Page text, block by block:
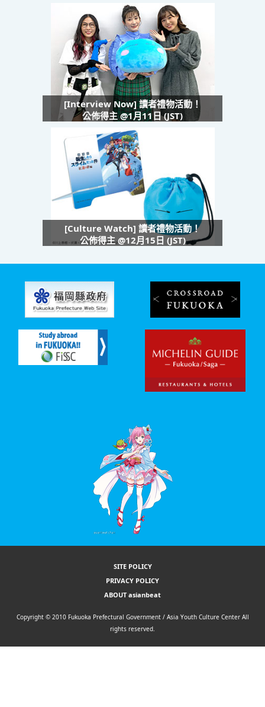
[Interview Now] 讀者禮物活動！
公佈得主 @1月11日 (JST)
[Culture Watch] 讀者禮物活動！
公佈得主 @12月15日 (JST)
SITE POLICY
PRIVACY POLICY
ABOUT asianbeat
Copyright © 2010 Fukuoka Prefectural Government / Asia Youth Culture Center All
rights reserved.